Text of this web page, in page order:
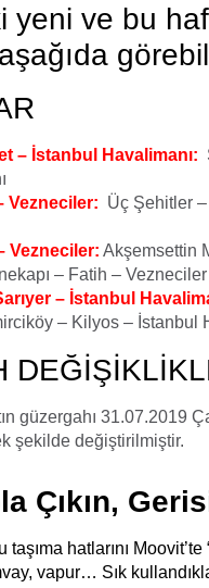
yeni ve bu
– İstanbul Havalimanı:
Vezneciler: Üç Şehitler
Vezneciler: Akşemsettin
– Fatih – Vezneciler
– İstanbul
– Kilyos – İstanbul
güzergahı 31.07.2019
şekilde değiştirilmiştir.
Çıkın,
hatlarını
vapur… Sık